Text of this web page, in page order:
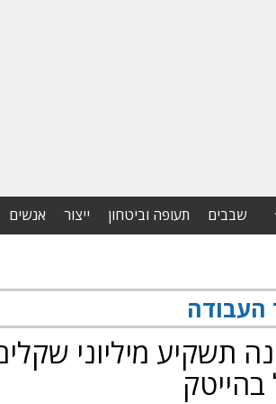
שבבים תעופה וביטחון ייצור אנשים
בהייטק